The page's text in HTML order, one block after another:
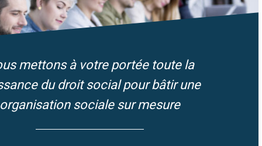
mettons à votre portée toute la
du droit social pour bâtir une
organisation sociale sur mesure